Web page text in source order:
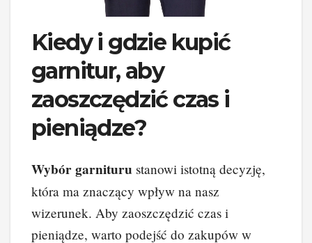
Kiedy i gdzie kupić
garnitur, aby
zaoszczędzić czas i
pieniądze?
Wybór garnituru stanowi istotną decyzję,
która ma znaczący wpływ na nasz
wizerunek. Aby zaoszczędzić czas i
pieniądze, warto podejść do zakupów w